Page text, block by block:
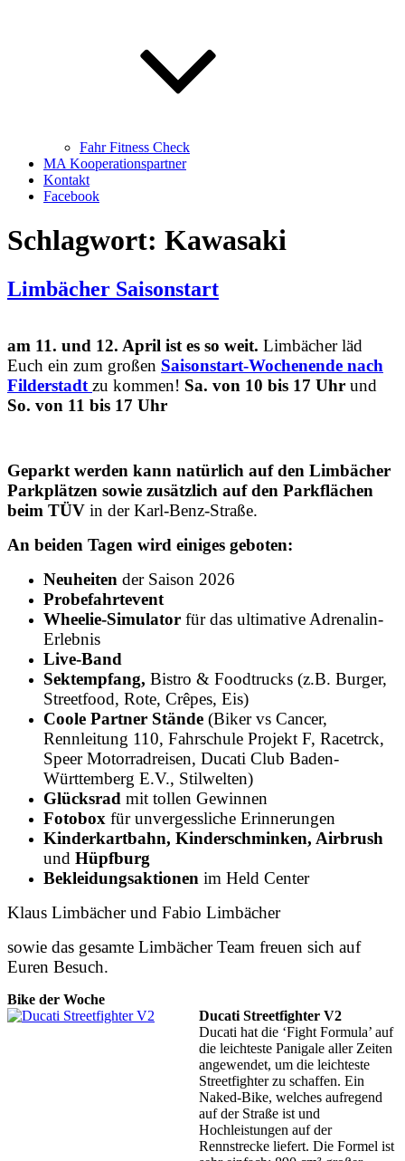
Fahr Fitness Check
MA Kooperationspartner
Kontakt
Facebook
Schlagwort: Kawasaki
Limbächer Saisonstart
am 11. und 12. April ist es so weit. Limbächer läd
Euch ein zum großen Saisonstart-Wochenende nach
Filderstadt zu kommen! Sa. von 10 bis 17 Uhr und
So. von 11 bis 17 Uhr
Geparkt werden kann natürlich auf den Limbächer
Parkplätzen sowie zusätzlich auf den Parkflächen
beim TÜV in der Karl-Benz-Straße.
An beiden Tagen wird einiges geboten:
Neuheiten der Saison 2026
Probefahrtevent
Wheelie-Simulator für das ultimative Adrenalin-
Erlebnis
Live-Band
Sektempfang, Bistro & Foodtrucks (z.B. Burger,
Streetfood, Rote, Crêpes, Eis)
Coole Partner Stände (Biker vs Cancer,
Rennleitung 110, Fahrschule Projekt F, Racetrck,
Speer Motorradreisen, Ducati Club Baden-
Württemberg E.V., Stilwelten)
Glücksrad mit tollen Gewinnen
Fotobox für unvergessliche Erinnerungen
Kinderkartbahn, Kinderschminken, Airbrush
und Hüpfburg
Bekleidungsaktionen im Held Center
Klaus Limbächer und Fabio Limbächer
sowie das gesamte Limbächer Team freuen sich auf
Euren Besuch.
Bike der Woche
Ducati Streetfighter V2
Ducati hat die ‘Fight Formula’ auf
die leichteste Panigale aller Zeiten
angewendet, um die leichteste
Streetfighter zu schaffen. Ein
Naked-Bike, welches aufregend
auf der Straße ist und
Hochleistungen auf der
Rennstrecke liefert. Die Formel ist